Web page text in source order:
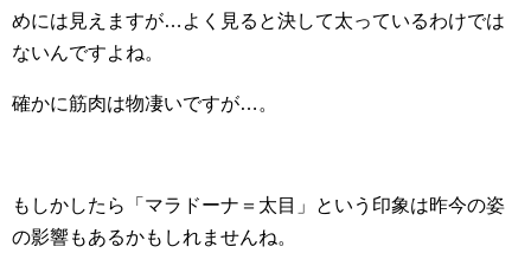
めには見えますが…よく見ると決して太っているわけでは
ないんですよね。
確かに筋肉は物凄いですが…。
もしかしたら「マラドーナ＝太目」という印象は昨今の姿
の影響もあるかもしれませんね。